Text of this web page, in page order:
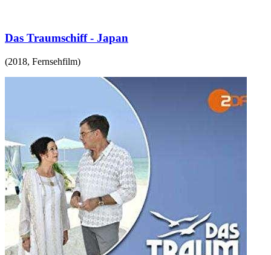
Das Traumschiff - Japan
(2018, Fernsehfilm)